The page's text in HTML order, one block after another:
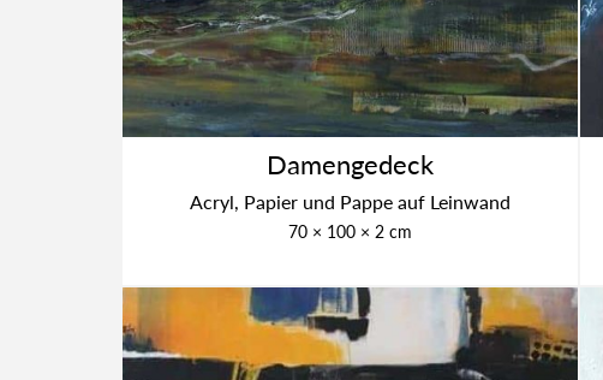
Damen­gedeck
Acryl, Papier und Pap­pe auf Lein­wand
70 × 100 × 2 cm